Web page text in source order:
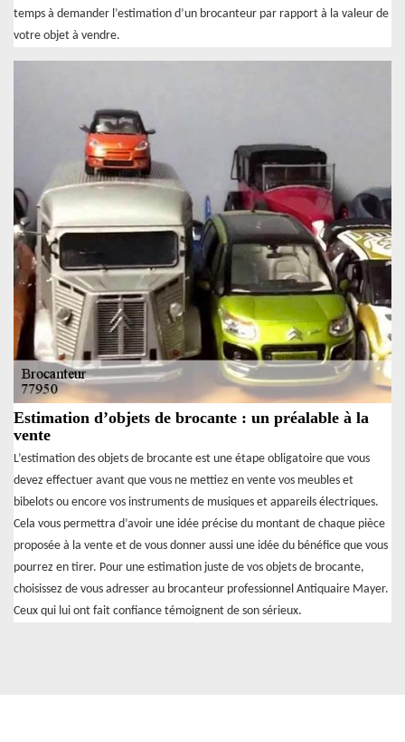
temps à demander l’estimation d’un brocanteur par rapport à la valeur de
votre objet à vendre.
Estimation d’objets de brocante : un préalable à la
vente
L’estimation des objets de brocante est une étape obligatoire que vous
devez effectuer avant que vous ne mettiez en vente vos meubles et
bibelots ou encore vos instruments de musiques et appareils électriques.
Cela vous permettra d’avoir une idée précise du montant de chaque pièce
proposée à la vente et de vous donner aussi une idée du bénéfice que vous
pourrez en tirer. Pour une estimation juste de vos objets de brocante,
choisissez de vous adresser au brocanteur professionnel Antiquaire Mayer.
Ceux qui lui ont fait confiance témoignent de son sérieux.